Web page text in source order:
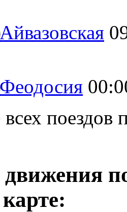
Айвазовская
Феодосия
всех